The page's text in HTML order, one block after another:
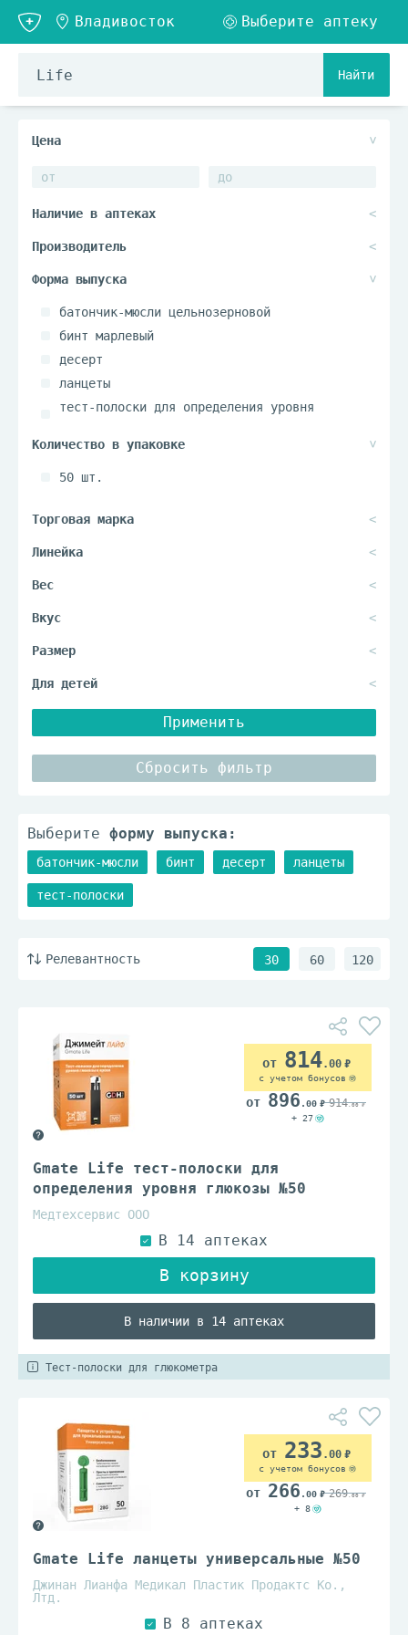
Найти
батончик-мюсли цельнозерновой
бинт марлевый
десерт
ланцеты
тест-полоски для определения уровня
50 шт.
Применить
Сбросить фильтр
Выберите форму выпуска:
батончик-мюсли бинт десерт ланцеты
тест-полоски
Релевантность 30 60 120
Gmate Life тест-полоски для
определения уровня глюкозы №50
Медтехсервис ООО
В наличии в 14 аптеках
814.00
с учетом бонусов
896 .00 914.00
+ 27
Тест-полоски для глюкометра
Gmate Life ланцеты универсальные №50
Джинан Лианфа Медикал Пластик Продактс Ко.,
Лтд.
233 .00
с учетом бонусов
266 .00 269.00
+ 8